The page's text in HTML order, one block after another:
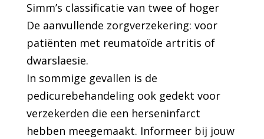
Simm’s classificatie van twee of hoger
De aanvullende zorgverzekering: voor
patiënten met reumatoïde artritis of
dwarslaesie.
In sommige gevallen is de
pedicurebehandeling ook gedekt voor
verzekerden die een herseninfarct
hebben meegemaakt. Informeer bij jouw